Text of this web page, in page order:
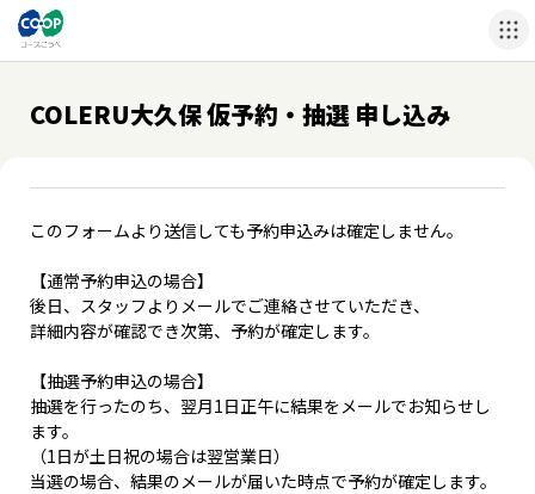
COLERU大久保 仮予約・抽選 申し込み
このフォームより送信しても予約申込みは確定しません。
【通常予約申込の場合】
後日、スタッフよりメールでご連絡させていただき、
詳細内容が確認でき次第、予約が確定します。
【抽選予約申込の場合】
抽選を行ったのち、翌月1日正午に結果をメールでお知らせし
ます。
（1日が土日祝の場合は翌営業日）
当選の場合、結果のメールが届いた時点で予約が確定します。